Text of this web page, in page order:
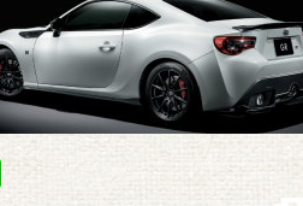
Line